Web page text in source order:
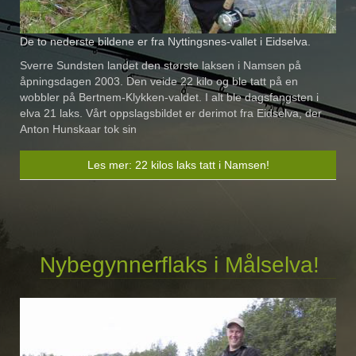
De to nederste bildene er fra Nyttingsnes-vallet i Eidselva.
Sverre Sundsten landet den største laksen i Namsen på
åpningsdagen 2003. Den veide 22 kilo og ble tatt på en
wobbler på Bertnem-Klykken-valdet. I alt ble dagsfangsten i
elva 21 laks. Vårt oppslagsbildet er derimot fra Eidselva, der
Anton Hunskaar tok sin
Les mer: 22 kilos laks tatt i Namsen!
Nybegynnerflaks i Målselva!